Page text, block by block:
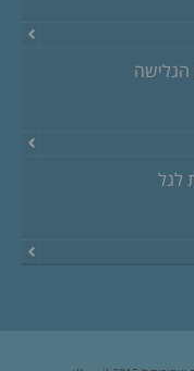
הגלישה